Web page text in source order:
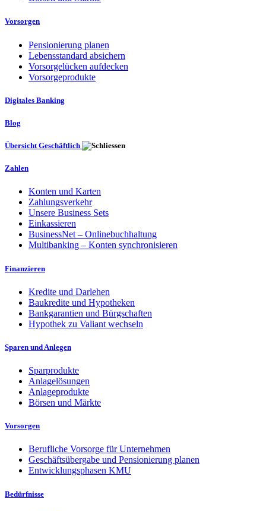
Vorsorgen
Pensionierung planen
Lebensstandard absichern
Vorsorgelücken aufdecken
Vorsorgeprodukte
Digitales Banking
Blog
Übersicht Geschäftlich
Zahlen
Konten und Karten
Zahlungsverkehr
Unsere Business Sets
Einkassieren
BusinessNet – Onlinebuchhaltung
Multibanking – Konten synchronisieren
Finanzieren
Kredite und Darlehen
Baukredite und Hypotheken
Bankgarantien und Bürgschaften
Hypothek zu Valiant wechseln
Sparen und Anlegen
Sparprodukte
Anlagelösungen
Anlageprodukte
Börsen und Märkte
Vorsorgen
Berufliche Vorsorge für Unternehmen
Geschäftsübergabe und Pensionierung planen
Entwicklungsphasen KMU
Bedürfnisse